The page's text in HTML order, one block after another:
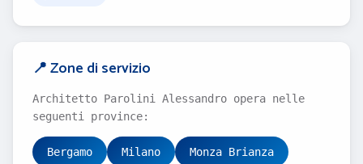
📍 Zone di servizio
Architetto Parolini Alessandro opera nelle
seguenti province:
Bergamo Milano Monza Brianza